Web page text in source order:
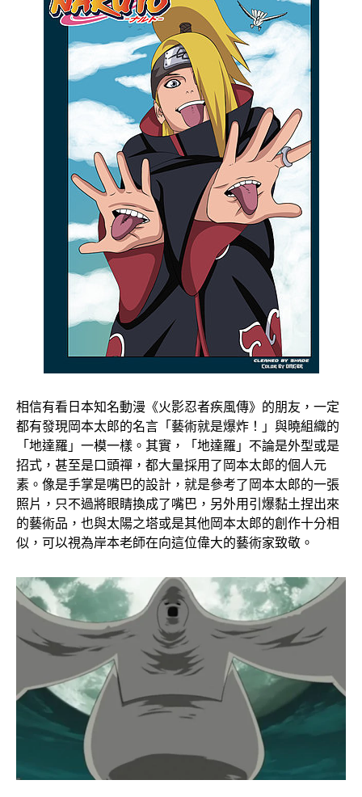
相信有看日本知名動漫《火影忍者疾風傳》的朋友，一定
都有發現岡本太郎的名言「藝術就是爆炸！」與曉組織的
「地達羅」一模一樣。其實，「地達羅」不論是外型或是
招式，甚至是口頭禪，都大量採用了岡本太郎的個人元
素。像是手掌是嘴巴的設計，就是參考了岡本太郎的一張
照片，只不過將眼睛換成了嘴巴，另外用引爆黏土捏出來
的藝術品，也與太陽之塔或是其他岡本太郎的創作十分相
似，可以視為岸本老師在向這位偉大的藝術家致敬。